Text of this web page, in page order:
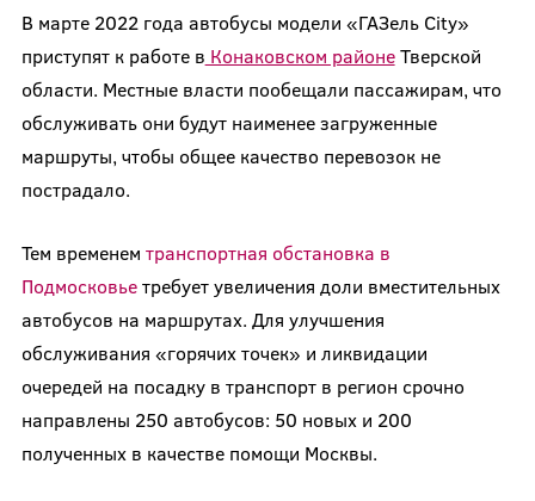
В марте 2022 года автобусы модели «ГАЗель City»
приступят к работе в Конаковском районеТверской
области. Местные власти пообещали пассажирам, что
обслуживать они будут наименее загруженные
маршруты, чтобы общее качество перевозок не
пострадало.
Тем временем транспортная обстановка в
Подмосковьетребует увеличения доли вместительных
автобусов на маршрутах. Для улучшения
обслуживания «горячих точек» и ликвидации
очередей на посадку в транспорт в регион срочно
направлены 250 автобусов: 50 новых и 200
полученных в качестве помощи Москвы.